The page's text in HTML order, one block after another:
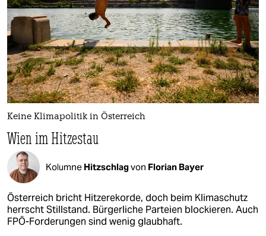
Keine Klimapolitik in Österreich
Wien im Hitzestau
Kolumne Hitzschlagvon Florian Bayer
Österreich bricht Hitzerekorde, doch beim Klimaschutz
herrscht Stillstand. Bürgerliche Parteien blockieren. Auch
FPÖ-Forderungen sind wenig glaubhaft.